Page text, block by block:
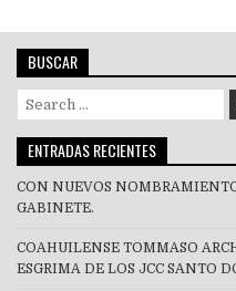
BUSCAR
Search
for:
ENTRADAS RECIENTES
CON NUEVOS
GABINETE.
COAHUILENSE TOMMASO
ESGRIMA DE LOS JCC SANTO